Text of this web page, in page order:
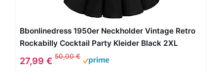
Bbonlinedress 1950er Neckholder Vintage Retro
Rockabilly Cocktail Party Kleider Black 2XL
27,99 € 50,00 €